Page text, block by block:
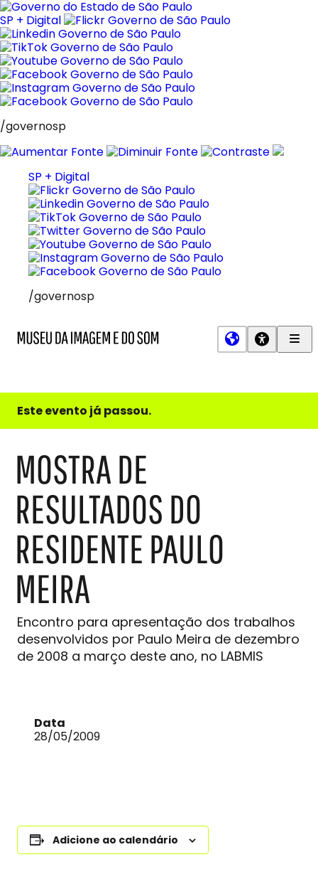
Pular
para
o
conteúdo
SP + Digital
/governosp
SP + Digital
/governosp
e
do
Este evento já passou.
MOSTRA DE
RESULTADOS DO
RESIDENTE PAULO
MEIRA
Encontro para apresentação dos trabalhos
desenvolvidos por Paulo Meira de dezembro
de 2008 a março deste ano, no LABMIS
Data
28/05/2009
Adicione ao calendário